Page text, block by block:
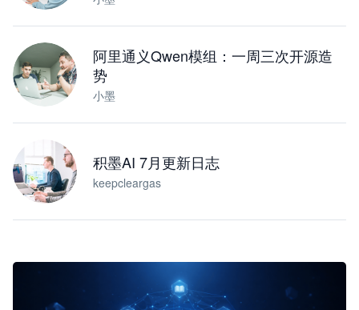
阿里通义Qwen模组：一周三次开源造
势
小墨
积墨AI 7月更新日志
keepcleargas